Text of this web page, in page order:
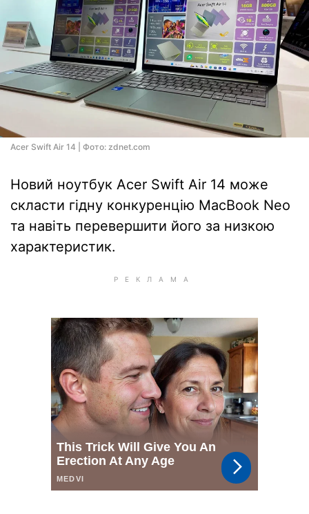
Acer Swift Air 14 | Фото: zdnet.com
Новий ноутбук Acer Swift Air 14 може
скласти гідну конкуренцію MacBook Neo
та навіть перевершити його за низкою
характеристик.